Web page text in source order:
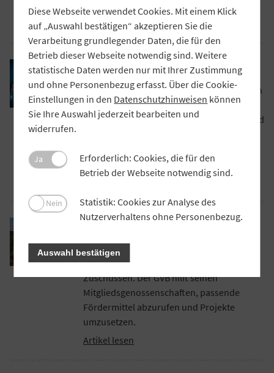
Markus Ferber.
Artikel lesen
PRAXIS
Schwarmintelligenz nutzen
Eine neue Innovationsplattform fördert den
Austausch von Ideen und Entwicklungen
zwischen den bayerischen Volksbanken und
voneinander lernen.
PRAXIS
Der Freistaat Bayern unterstützt viele
Investitionen im ländlichen Raum mit
Zuschüssen. Der GVB hilft seinen
Mitgliedsgenossenschaften, passende
Fördermittel abzurufen und Projekte
umzusetzen.
Artikel lesen
Diese Webseite verwendet Cookies. Mit einem Klick
auf „Auswahl bestätigen“ akzeptieren Sie die
Verarbeitung grundlegender Daten, die für den
Betrieb dieser Webseite notwendig sind. Weitere
statistische Daten werden nur mit Ihrer Zustimmung
und ohne Personenbezug erfasst. Über die Cookie-
Einstellungen in den Datenschutzhinweisen können
Sie Ihre Auswahl jederzeit bearbeiten und
widerrufen.
Ja
Erforderlich: Cookies, die für den
Betrieb der Webseite notwendig sind.
Nein
Statistik: Cookies zur Analyse des
Nutzerverhaltens ohne Personenbezug.
Auswahl bestätigen